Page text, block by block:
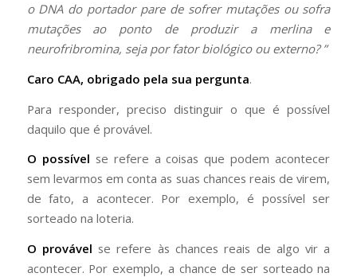
o DNA do portador pare de sofrer mutações ou sofra
mutações ao ponto de produzir a merlina e
neurofribromina, seja por fator biológico ou externo? ”
Caro CAA, obrigado pela sua pergunta.
Para responder, preciso distinguir o que é possível
daquilo que é provável.
O possível se refere a coisas que podem acontecer
sem levarmos em conta as suas chances reais de virem,
de fato, a acontecer. Por exemplo, é possível ser
sorteado na loteria.
O provável se refere às chances reais de algo vir a
acontecer. Por exemplo, a chance de ser sorteado na